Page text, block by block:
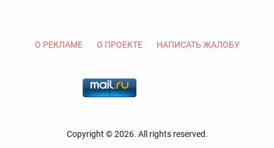
О РЕКЛАМЕ О ПРОЕКТЕ НАПИСАТЬ ЖАЛОБУ
Copyright © 2026. All rights reserved.